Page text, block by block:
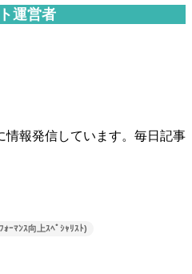
運営者
情報発信しています。毎日記事
ｫｰﾏﾝｽ向上ｽﾍﾟｼｬﾘｽﾄ)